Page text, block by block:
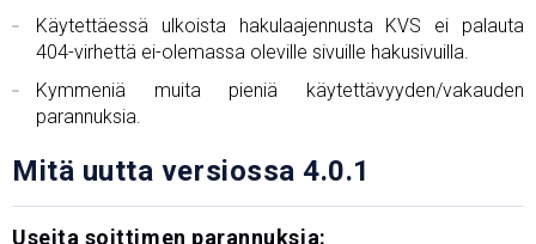
Käytettäessä ulkoista hakulaajennusta KVS ei palauta
404-virhettä ei-olemassa oleville sivuille hakusivuilla.
Kymmeniä muita pieniä käytettävyyden/vakauden
parannuksia.
Mitä uutta versiossa 4.0.1
Useita soittimen parannuksia: